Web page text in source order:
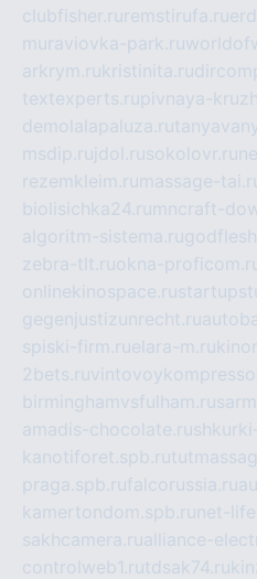
clubfisher.ru remstirufa.ru
muraviovka-park.ru
arkrym.rukristinita.ru
textexperts.rupivnaya-
demolalapaluza.ru
msdip.ru jdol.rusokolovr.ru
rezemkleim.ru massage-
biolisichka24.ru mncraft-
algoritm-sistema.ru
zebra-tlt.ruokna-
onlinekinospace.ru
gegenjustizunrecht.ru
spiski-firm.ruelara-m.ru
2bets.ru
birminghamvsfulham.ru
amadis-chocolate.ru
kanotiforet.spb.ru
praga.spb.rufalcorussia.ru
kamertondom.spb.ru net-
sakhcamera.rualliance-
controlweb1.rutdsak74.ru